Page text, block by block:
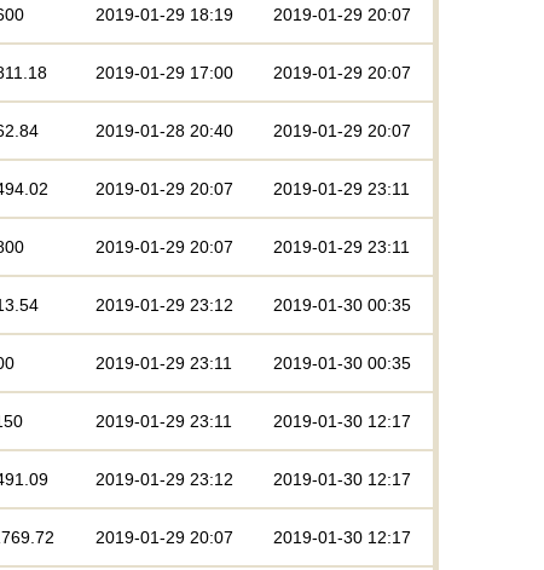
2019-01-29 18:19 2019-01-29 20:07
2019-01-29 17:00 2019-01-29 20:07
2019-01-28 20:40 2019-01-29 20:07
2019-01-29 20:07 2019-01-29 23:11
2019-01-29 20:07 2019-01-29 23:11
2019-01-29 23:12 2019-01-30 00:35
2019-01-29 23:11 2019-01-30 00:35
2019-01-29 23:11 2019-01-30 12:17
2019-01-29 23:12 2019-01-30 12:17
2019-01-29 20:07 2019-01-30 12:17